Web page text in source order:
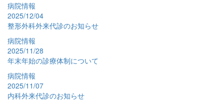
病院情報
2025/12/04
整形外科外来代診のお知らせ
病院情報
2025/11/28
年末年始の診療体制について
病院情報
2025/11/07
内科外来代診のお知らせ